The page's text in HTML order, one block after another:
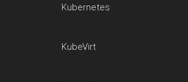
Kubernetes
KubeVirt